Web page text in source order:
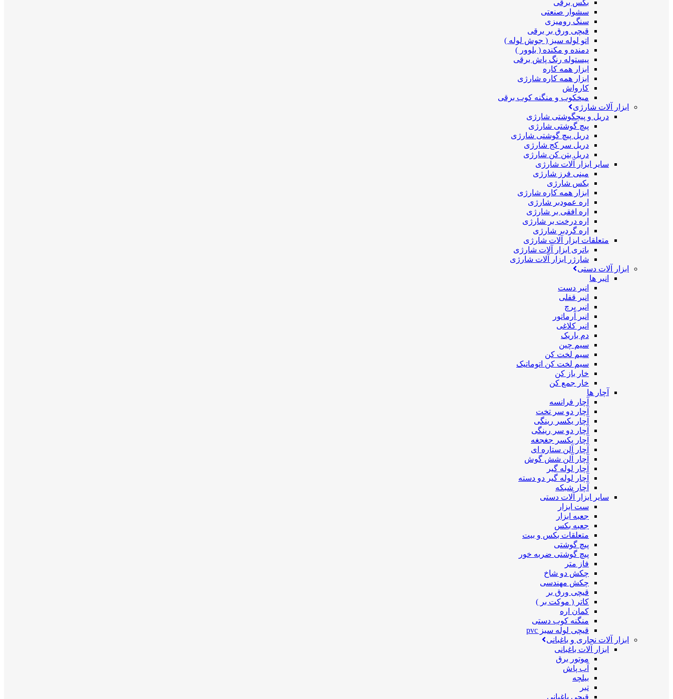
بکس برقی
سشوار صنعتی
سنگ رومیزی
قیچی ورق بر برقی
اتو لوله سبز ( جوش لوله )
دمنده و مکنده ( بلوور )
پیستوله رنگ پاش برقی
ابزار همه کاره
ابزار همه کاره شارژی
کارواش
میخکوب و منگنه کوب برقی
ابزار آلات شارژی
دریل و پیچگوشتی شارژی
پیچ گوشتی شارژی
دریل پیچ گوشتی شارژی
دریل سر کج شارژی
دریل بتن کن شارژی
سایر ابزار آلات شارژی
مینی فرز شارژی
بکس شارژی
ابزار همه کاره شارژی
اره عمودبر شارژی
اره افقی بر شارژی
اره درخت بر شارژی
اره گردبر شارژی
متعلقات ابزار آلات شارژی
باتری ابزار آلات شارژی
شارژر ابزار آلات شارژی
ابزار آلات دستی
انبر ها
انبر دست
انبر قفلی
انبر پرچ
انبر آرماتور
انبر کلاغی
دم باریک
سیم چین
سیم لخت کن
سیم لخت کن اتوماتیک
خار باز کن
خار جمع کن
آچار ها
آچار فرانسه
آچار دو سر تخت
آچار یکسر رینگی
آچار دو سر رینگی
آچار یکسر جغجغه
آچار آلن ستاره ای
آچار آلن شش گوش
آچار لوله گیر
آچار لوله گیر دو دسته
آچار شبکه
سایر ابزار آلات دستی
ست ابزار
جعبه ابزار
جعبه بکس
متعلقات بکس و بیت
پیچ گوشتی
پیچ گوشتی ضربه خور
فاز متر
چکش دو شاخ
چکش مهندسی
قیچی ورق بر
کاتر ( موکت بر )
کمان اره
منگنه کوب دستی
قیچی لوله سبز pvc
ابزار آلات نجاری و باغبانی
ابزار آلات باغبانی
موتور برق
آب پاش
بیلچه
تبر
قیچی باغبانی